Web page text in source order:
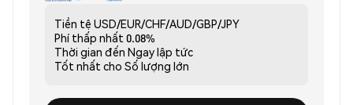
Tiền tệ USD/EUR/CHF/AUD/GBP/JPY
Phí thấp nhất 0.08%
Thời gian đến Ngay lập tức
Tốt nhất cho Số lượng lớn